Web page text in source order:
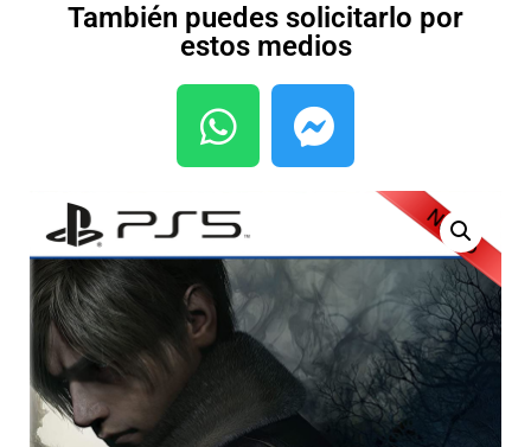
También puedes solicitarlo por
estos medios